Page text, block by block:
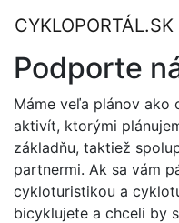
CYKLOPORTÁL.SK
Podporte
Máme veľa plánov ako
aktivít, ktorými
základňu, taktiež
partnermi. Ak sa vám
cykloturistikou a
bicyklujete a chceli by